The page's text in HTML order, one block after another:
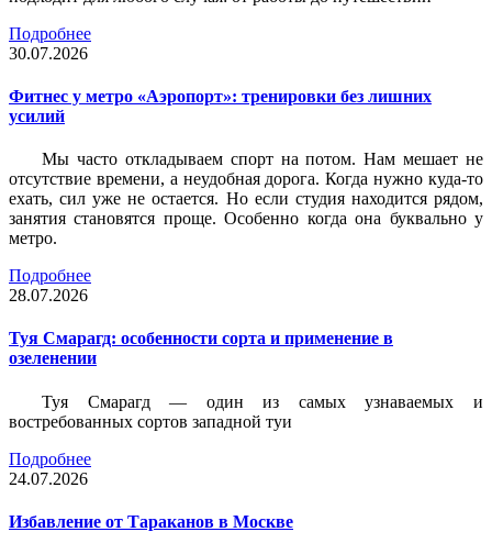
Подробнее
30.07.2026
Фитнес у метро «Аэропорт»: тренировки без лишних
усилий
Мы часто откладываем спорт на потом. Нам мешает не
отсутствие времени, а неудобная дорога. Когда нужно куда-то
ехать, сил уже не остается. Но если студия находится рядом,
занятия становятся проще. Особенно когда она буквально у
метро.
Подробнее
28.07.2026
Туя Смарагд: особенности сорта и применение в
озеленении
Туя Смарагд — один из самых узнаваемых и
востребованных сортов западной туи
Подробнее
24.07.2026
Избавление от Тараканов в Москве